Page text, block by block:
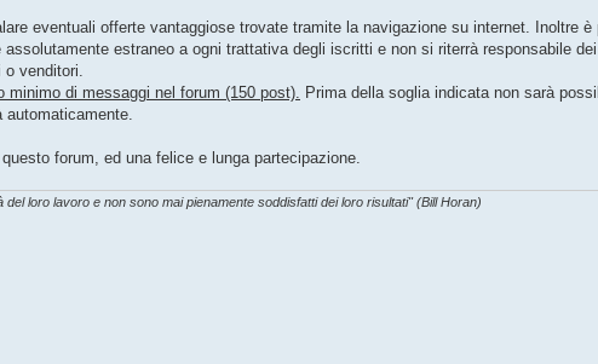
eventuali offerte vantaggiose trovate tramite la navigazione su internet. Inoltre è
estraneo a ogni trattativa degli iscritti e non si riterrà responsabile
venditori.
di messaggi nel forum (150 post). Prima della soglia indicata non sarà
forum, ed una felice e lunga partecipazione.
loro lavoro e non sono mai pienamente soddisfatti dei loro risultati" (Bill Horan)